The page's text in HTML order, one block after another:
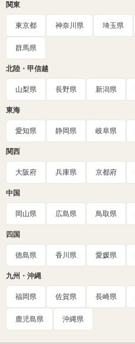
関東
東京都 神奈川県 埼玉県
群馬県
北陸・甲信越
山梨県 長野県 新潟県
東海
愛知県 静岡県 岐阜県
関西
大阪府 兵庫県 京都府
中国
岡山県 広島県 鳥取県
四国
徳島県 香川県 愛媛県
九州・沖縄
福岡県 佐賀県 長崎県
鹿児島県 沖縄県